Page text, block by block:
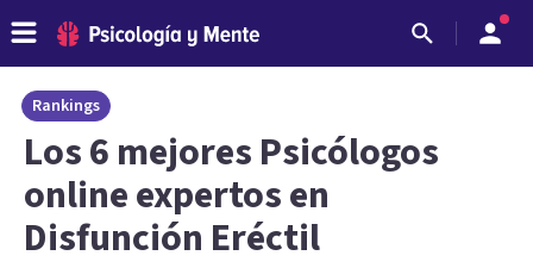
Rankings
Los 6 mejores Psicólogos
online expertos en
Disfunción Eréctil